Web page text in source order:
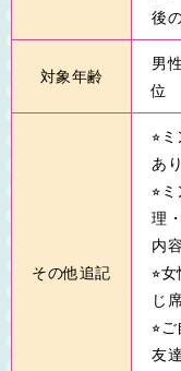
後
対象年齢
男
位
その他追記
⭐︎
あ
⭐︎
理
内
⭐︎
じ
⭐︎
友